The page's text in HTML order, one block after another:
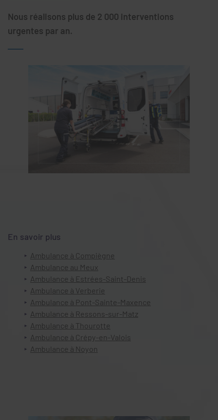
Nous réalisons plus de 2 000 interventions
urgentes par an.
En savoir plus
Ambulance à Compiègne
Ambulance au Meux
Ambulance à Estrées-Saint-Denis
Ambulance à Verberie
Ambulance à Pont-Sainte-Maxence
Ambulance à Ressons-sur-Matz
Ambulance à Thourotte
Ambulance à Crépy-en-Valois
Ambulance à Noyon